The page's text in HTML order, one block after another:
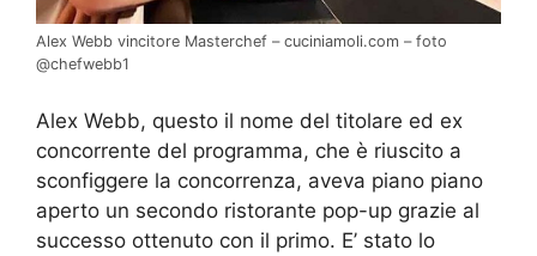
Alex Webb vincitore Masterchef – cuciniamoli.com – foto
@chefwebb1
Alex Webb, questo il nome del titolare ed ex
concorrente del programma, che è riuscito a
sconfiggere la concorrenza, aveva piano piano
aperto un secondo ristorante pop-up grazie al
successo ottenuto con il primo. E’ stato lo